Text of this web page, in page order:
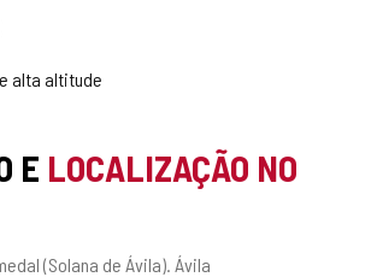
alta altitude
E LOCALIZAÇÃO NO
(Solana de Ávila). Ávila